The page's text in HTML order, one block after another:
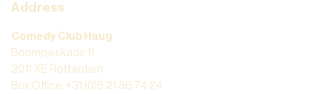
Address
Comedy Club Haug
Boompjeskade 11
3011 XE Rotterdam
Box Office: +31 (0)6 21 86 74 24